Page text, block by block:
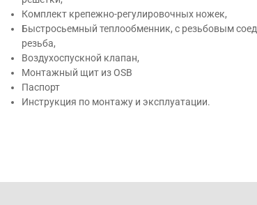
Комплект крепежно-регулировочных ножек,
Быстросьемный теплообменник, с резьбовым
резьба,
Воздухоспускной клапан,
Монтажный щит из OSB
Паспорт
Инструкция по монтажу и эксплуатации.